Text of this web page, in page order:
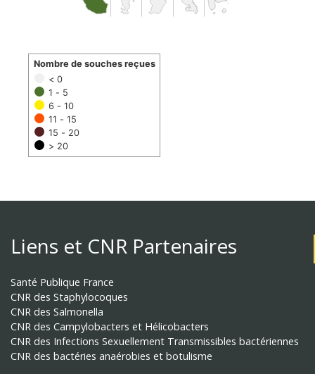
< 0
1 - 5
6 - 10
11 - 15
15 - 20
> 20
Nombre de souches reçues
Liens et CNR Partenaires
Santé Publique France
CNR des Staphylocoques
CNR des Salmonella
CNR des Campylobacters et Hélicobacters
CNR des Infections Sexuellement Transmissibles bactériennes
CNR des bactéries anaérobies et botulisme